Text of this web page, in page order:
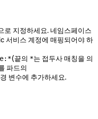
로 지정하세요. 네임스페이스
서비스 계정에 매핑되어야 하
(끝의 *는 접두사 매칭을 의
파드의
변수에 추가하세요.